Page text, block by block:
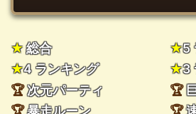
★総合 ★5
★4 ランキング ★3
🏆次元パーティ 🏆
🏆暴走ルーン 🏆